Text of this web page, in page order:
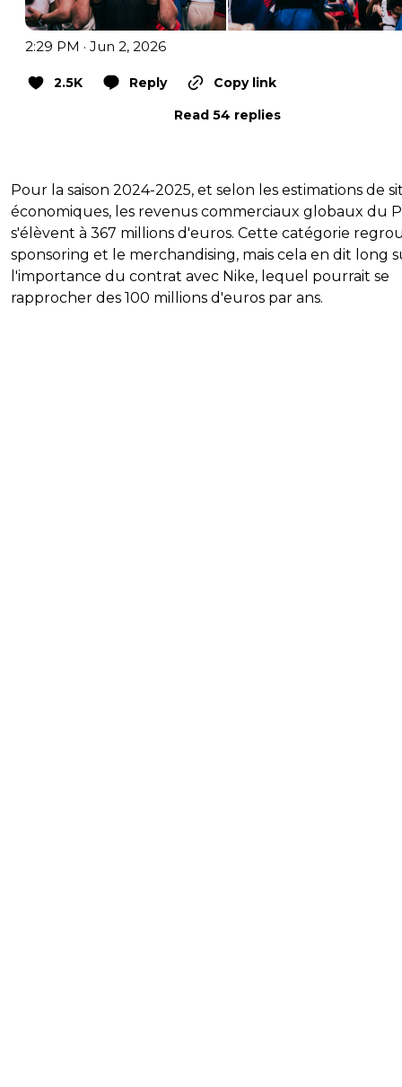
2:29 PM · Jun 2, 2026
2.5K Reply
Copy link
Read 54 replies
Pour la saison 2024-2025, et selon les estimations de
économiques, les revenus commerciaux globaux du
s'élèvent à 367 millions d'euros. Cette catégorie
sponsoring et le merchandising, mais cela en dit long
l'importance du contrat avec Nike, lequel pourrait se
rapprocher des 100 millions d'euros par ans.